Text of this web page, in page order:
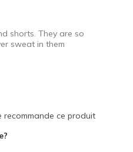
shorts. They are so
sweat in them
recommande ce produit